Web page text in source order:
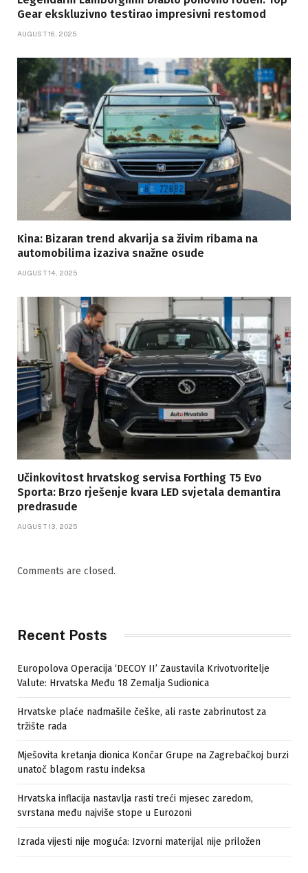
Gear ekskluzivno testirao impresivni restomod
AUGUST 16, 2025
Kina: Bizaran trend akvarija sa živim ribama na
automobilima izaziva snažne osude
AUGUST 14, 2025
Učinkovitost hrvatskog servisa Forthing T5 Evo
Sporta: Brzo rješenje kvara LED svjetala demantira
predrasude
AUGUST 13, 2025
Comments are closed.
Recent Posts
Europolova Operacija ‘DECOY II’ Zaustavila Krivotvoritelje
Valute: Hrvatska Među 18 Zemalja Sudionica
Hrvatske plaće nadmašile češke, ali raste zabrinutost za
tržište rada
Mješovita kretanja dionica Končar Grupe na Zagrebačkoj burzi
unatoč blagom rastu indeksa
Hrvatska inflacija nastavlja rasti treći mjesec zaredom,
svrstana među najviše stope u Eurozoni
Izrada vijesti nije moguća: Izvorni materijal nije priložen